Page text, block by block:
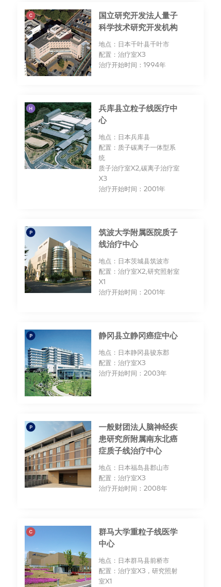
国立研究开发法人量子
科学技术研究开发机构
地点：日本千叶县千叶市
配置：治疗室X3
治疗开始时间：1994年
兵库县立粒子线医疗中
心
地点：日本兵库县
配置：质子碳离子一体型系
统
质子治疗室X2,碳离子治疗室
X3
治疗开始时间：2001年
筑波大学附属医院质子
线治疗中心
地点：日本茨城县筑波市
配置：治疗室X2,研究照射室
X1
治疗开始时间：2001年
静冈县立静冈癌症中心
地点：日本静冈县骏东郡
配置：治疗室X3
治疗开始时间：2003年
一般财团法人脑神经疾
患研究所附属南东北癌
症质子线治疗中心
地点：日本福岛县郡山市
配置：治疗室X3
治疗开始时间：2008年
群马大学重粒子线医学
中心
地点：日本群马县前桥市
配置：治疗室X3，研究照射
室X1